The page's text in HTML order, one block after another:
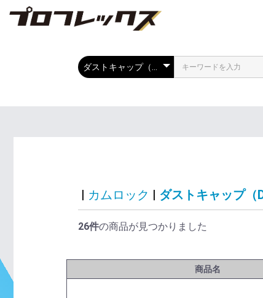
| カムロック | ダストキャップ（
26件の商品が見つかりました
商品名